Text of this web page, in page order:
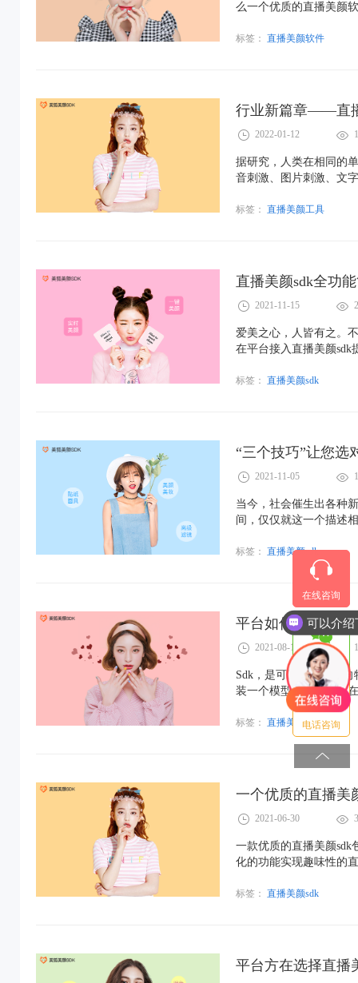
么一个优质的直播美颜
标签： 直播美颜软件
行业新篇章——直
2022-01-12
据研究，人类在相同的
音刺激、图片刺激、文
标签： 直播美颜工具
直播美颜sdk全功
2021-11-15
爱美之心，人皆有之。
在平台接入直播美颜sdk
位，来实现美颜的后续
标签： 直播美颜sdk
“三个技巧”让您选
2021-11-05
当今，社会催生出各种
间，仅仅就这一个描述
成了大家“家喻户晓”的
标签： 直播美颜sdk
平台如何接入直播
2021-08-13
Sdk，是可用于开发面
装一个模型车或飞机。
装它们所需的工具，包
用厂商提供的功能、系
标签： 直播美颜sdk
一个优质的直播美
2021-06-30
一款优质的直播美颜sdk
化的功能实现趣味性的
标签： 直播美颜sdk
平台方在选择直播
在线咨询
微信咨询
电话咨询